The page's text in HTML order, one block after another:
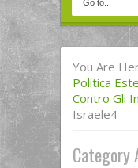
You Are
Politica
Contro Gli
Israele4
Category